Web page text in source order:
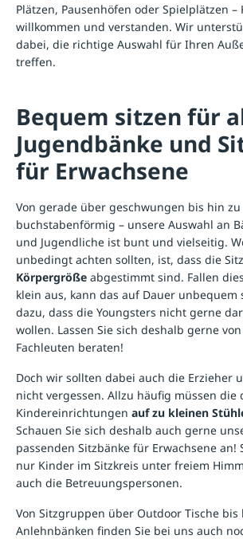
Plätzen, Pausenhöfen oder Spielplätzen
willkommen und verstanden. Wir
dabei, die richtige Auswahl für Ihren
treffen.
Bequem sitzen für
Jugendbänke und
für Erwachsene
Von gerade über geschwungen bis hin zu
buchstabenförmig – unsere Auswahl an
und Jugendliche ist bunt und vielseitig.
unbedingt achten sollten, ist, dass die
Körpergröße abgestimmt sind. Fallen
klein aus, kann das auf Dauer
dazu, dass die Youngsters nicht gerne
wollen. Lassen Sie sich deshalb gerne
Fachleuten beraten!
Doch wir sollten dabei auch die Erzieher
nicht vergessen. Allzu häufig müssen die
Kindereinrichtungen auf zu kleinen
Schauen Sie sich deshalb auch gerne
passenden Sitzbänke für Erwachsene an!
nur Kinder im Sitzkreis unter freiem
auch die Betreuungspersonen.
Von Sitzgruppen über Outdoor Tische bis
Anlehnbänken finden Sie bei uns auch